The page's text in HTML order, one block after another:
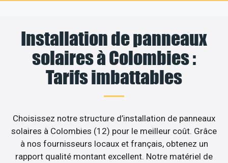
Installation de panneaux
solaires à Colombies :
Tarifs imbattables
Choisissez notre structure d’installation de panneaux
solaires à Colombies (12) pour le meilleur coût. Grâce
à nos fournisseurs locaux et français, obtenez un
rapport qualité montant excellent. Notre matériel de